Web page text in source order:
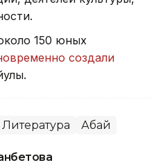
150 юных
создали
Литература Абай